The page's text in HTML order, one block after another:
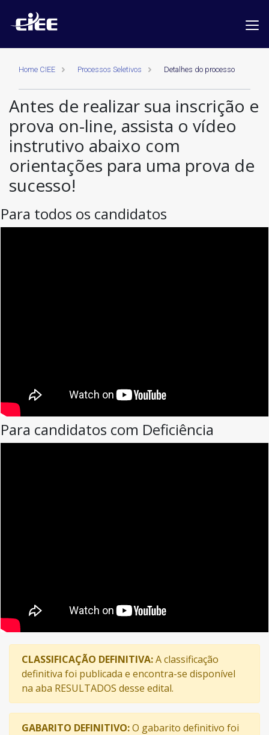
Home CIEE Processos Seletivos Detalhes do processo
Antes de realizar sua inscrição e
prova on-line, assista o vídeo
instrutivo abaixo com
orientações para uma prova de
sucesso!
Para todos os candidatos
Para candidatos com Deficiência
CLASSIFICAÇÃO DEFINITIVA:A classificação
definitiva foi publicada e encontra-se disponível
na aba RESULTADOS desse edital.
GABARITO DEFINITIVO:O gabarito definitivo foi